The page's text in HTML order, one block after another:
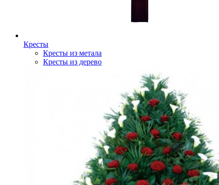
Кресты
Кресты из метала
Кресты из дерево